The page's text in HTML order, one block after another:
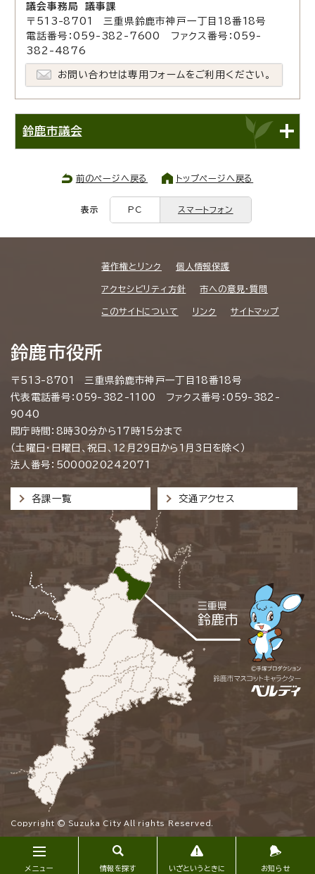
議会事務局 議事課
〒513-8701 三重県鈴鹿市神戸一丁目18番18号
電話番号：059-382-7600 ファクス番号：059-
382-4876
お問い合わせは専用フォームをご利用ください。
鈴鹿市議会
前のページへ戻る トップページへ戻る
表示 PC スマートフォン
メニュー 情報を探す いざというときに お知らせ
著作権とリンク 個人情報保護
アクセシビリティ方針 市への意見・質問
このサイトについて リンク サイトマップ
鈴鹿市役所
〒513-8701 三重県鈴鹿市神戸一丁目18番18号
代表電話番号：059-382-1100 ファクス番号：059-382-
9040
開庁時間：8時30分から17時15分まで
（土曜日・日曜日、祝日、12月29日から1月3日を除く）
法人番号：5000020242071
各課一覧 交通アクセス
Copyright © Suzuka City All rights Reserved.